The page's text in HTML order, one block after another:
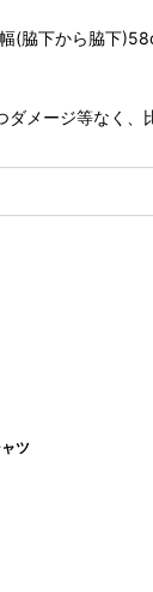
(脇下から脇下
メージ等なく、
ツ